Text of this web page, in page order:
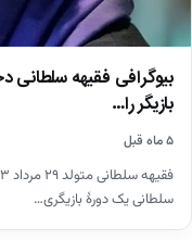
بیوگرافی فقیهه سلطانی
بازیگر را…
۵ ماه قبل
سلطانی یک دورهٔ بازیگری…